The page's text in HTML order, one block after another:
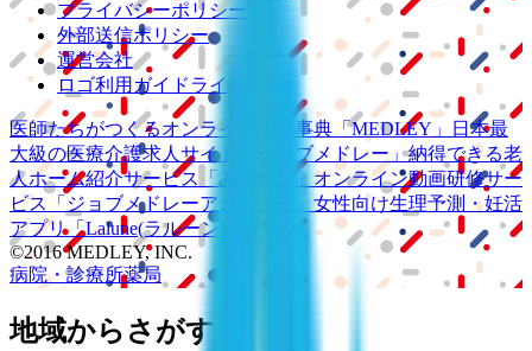
プライバシーポリシー
外部送信ポリシー
運営会社
ロゴ利用ガイドライン
医師たちがつくるオンライン医療事典 「MEDLEY」
日本最
大級の医療介護求人サイト 「ジョブメドレー」納得できる老
人ホーム紹介サービス
「みんかい」 オンライン動画研修サー
ビス
「ジョブメドレーアカデミー」 女性向け生理予測・妊活
アプリ「Lalune(ラルーン)」
©2016 MEDLEY, INC.
病院・診療所薬局
地域からさがす